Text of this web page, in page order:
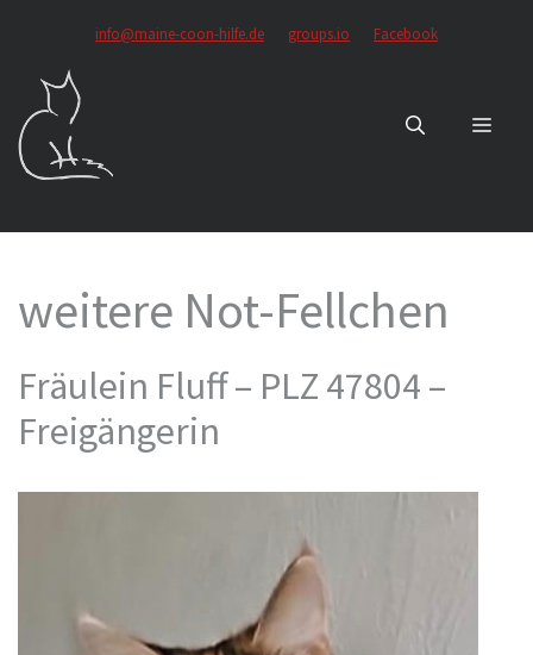
springen
info@maine-coon-hilfe.de groups.io Facebook
weitere Not-Fellchen
Fräulein Fluff – PLZ 47804 –
Freigängerin